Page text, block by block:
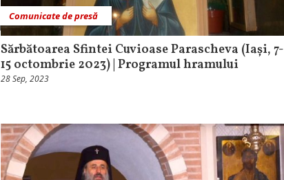
Comunicate de presă
Sărbătoarea Sfintei Cuvioase Parascheva (Iași, 7-
15 octombrie 2023) | Programul hramului
28 Sep, 2023